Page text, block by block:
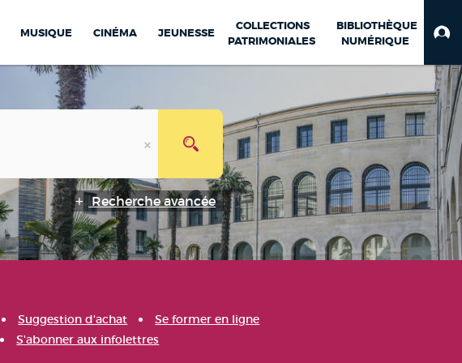
MUSIQUE CINÉMA JEUNESSE
COLLECTIONS
PATRIMONIALES
BIBLIOTHÈQUE
NUMÉRIQUE
Recherche avancée
Suggestion d'achat
Se former en ligne
S'abonner aux infolettres